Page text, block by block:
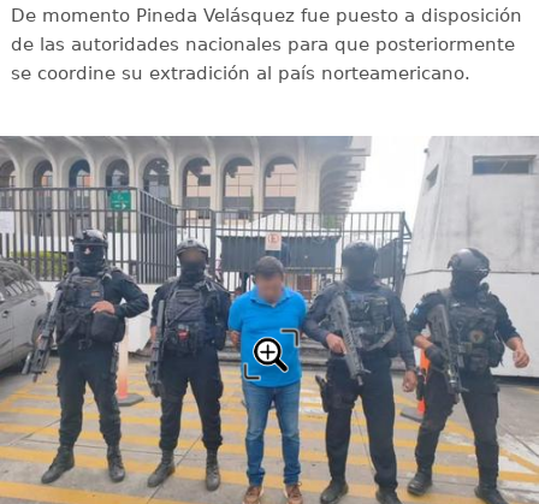
De momento Pineda Velásquez fue puesto a disposición
de las autoridades nacionales para que posteriormente
se coordine su extradición al país norteamericano.